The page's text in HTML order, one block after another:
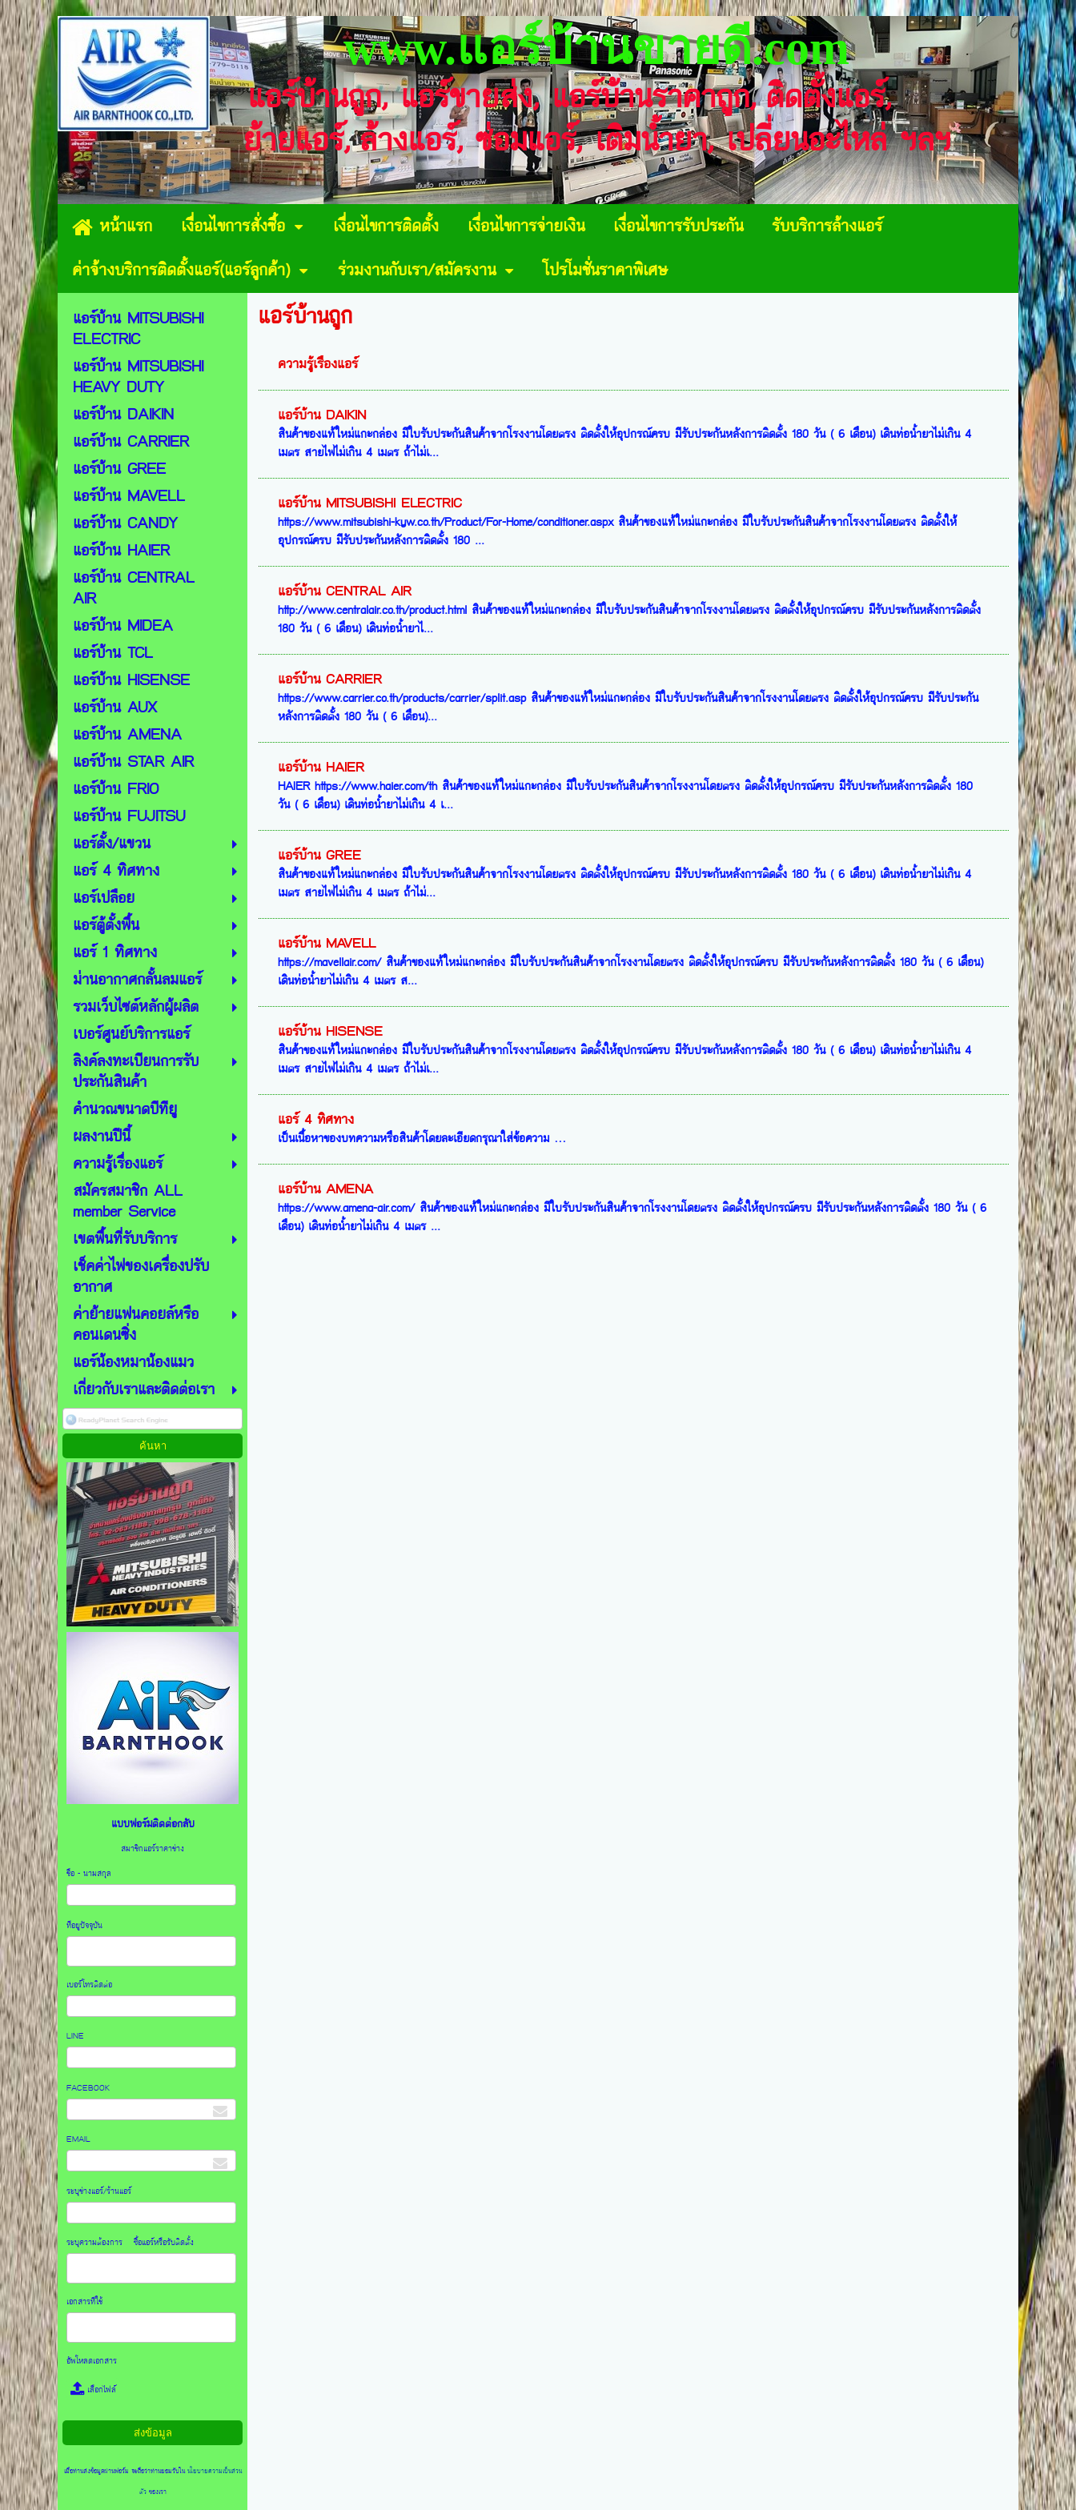
www.แอร์บ้านขายดี.com
แอร์บ้านถูก, แอร์ขายส่ง, แอร์บ้านราคาถูก, ติดตั้งแอร์,
ย้ายแอร์, ล้างแอร์, ซ่อมแอร์, เติมน้ำยา, เปลี่ยนอะไหล่ ฯลฯ
หน้าแรก เงื่อนไขการสั่งซื้อ เงื่อนไขการติดตั้ง เงื่อนไขการจ่ายเงิน เงื่อนไขการรับประกัน
รับบริการล้างแอร์
ค่าจ้างบริการติดตั้งแอร์(แอร์ลูกค้า)
ร่วมงานกับเรา/สมัครงาน โปรโมชั่นราคาพิเศษ
แอร์บ้าน MITSUBISHI
ELECTRIC
แอร์บ้าน MITSUBISHI
HEAVY DUTY
แอร์บ้าน DAIKIN
แอร์บ้าน CARRIER
แอร์บ้าน GREE
แอร์บ้าน MAVELL
แอร์บ้าน CANDY
แอร์บ้าน HAIER
แอร์บ้าน CENTRAL
AIR
แอร์บ้าน MIDEA
แอร์บ้าน TCL
แอร์บ้าน HISENSE
แอร์บ้าน AUX
แอร์บ้าน AMENA
แอร์บ้าน STAR AIR
แอร์บ้าน FRIO
แอร์บ้าน FUJITSU
แอร์ตั้ง/แขวน
แอร์ 4 ทิศทาง
แอร์เปลือย
แอร์ตู้ตั้งพื้น
แอร์ 1 ทิศทาง
ม่านอากาศกลั้นลมแอร์
รวมเว็บไซต์หลักผู้ผลิต
เบอร์ศูนย์บริการแอร์
ลิงค์ลงทะเบียนการรับ
ประกันสินค้า
คำนวณขนาดบีทียู
ผลงานปีนี้
ความรู้เรื่องแอร์
สมัครสมาชิก ALL
member Service
เขตพื้นที่รับบริการ
เช็คค่าไฟของเครื่องปรับ
อากาศ
ค่าย้ายแฟนคอยล์หรือ
คอนเดนซิ่ง
แอร์น้องหมาน้องแมว
เกี่ยวกับเราและติดต่อเรา
แบบฟอร์มติดต่อกลับ
สมาชิกแอร์ราคาช่าง
ชื่อ - นามสกุล
ที่อยูปัจจุบัน
เบอร์โทรติดต่อ
LINE
FACEBOOK
EMAIL
ระบุช่างแอร์/ร้านแอร์
ระบุความต้องการ ซื้อแอร์หรือรับติดตั้ง
เอกสารที่ใช้
อัพโหลดเอกสาร
เลือกไฟล์
เมื่อท่านส่งข้อมูลผ่านฟอร์ม จะถือว่าท่านยอมรับในนโยบายความเป็นส่วน
ตัว ของเรา
แอร์บ้านถูก
ความรู้เรื่องแอร์
แอร์บ้าน DAIKIN
สินค้าของแท้ใหม่แกะกล่อง มีใบรับประกันสินค้าจากโรงงานโดยตรง ติดตั้งให้อุปกรณ์ครบ มีรับประกันหลังการติดตั้ง 180 วัน ( 6 เดือน) เดินท่อน้ำยาไม่เกิน 4
เมตร สายไฟไม่เกิน 4 เมตร ถ้าไม่เ...
แอร์บ้าน MITSUBISHI ELECTRIC
https://www.mitsubishi-kyw.co.th/Product/For-Home/conditioner.aspx สินค้าของแท้ใหม่แกะกล่อง มีใบรับประกันสินค้าจากโรงงานโดยตรง ติดตั้งให้
อุปกรณ์ครบ มีรับประกันหลังการติดตั้ง 180 ...
แอร์บ้าน CENTRAL AIR
http://www.centralair.co.th/product.html สินค้าของแท้ใหม่แกะกล่อง มีใบรับประกันสินค้าจากโรงงานโดยตรง ติดตั้งให้อุปกรณ์ครบ มีรับประกันหลังการติดตั้ง
180 วัน ( 6 เดือน) เดินท่อน้ำยาไ...
แอร์บ้าน CARRIER
https://www.carrier.co.th/products/carrier/split.asp สินค้าของแท้ใหม่แกะกล่อง มีใบรับประกันสินค้าจากโรงงานโดยตรง ติดตั้งให้อุปกรณ์ครบ มีรับประกัน
หลังการติดตั้ง 180 วัน ( 6 เดือน)...
แอร์บ้าน HAIER
HAIER https://www.haier.com/th สินค้าของแท้ใหม่แกะกล่อง มีใบรับประกันสินค้าจากโรงงานโดยตรง ติดตั้งให้อุปกรณ์ครบ มีรับประกันหลังการติดตั้ง 180
วัน ( 6 เดือน) เดินท่อน้ำยาไม่เกิน 4 เ...
แอร์บ้าน GREE
สินค้าของแท้ใหม่แกะกล่อง มีใบรับประกันสินค้าจากโรงงานโดยตรง ติดตั้งให้อุปกรณ์ครบ มีรับประกันหลังการติดตั้ง 180 วัน ( 6 เดือน) เดินท่อน้ำยาไม่เกิน 4
เมตร สายไฟไม่เกิน 4 เมตร ถ้าไม่...
แอร์บ้าน MAVELL
https://mavellair.com/ สินค้าของแท้ใหม่แกะกล่อง มีใบรับประกันสินค้าจากโรงงานโดยตรง ติดตั้งให้อุปกรณ์ครบ มีรับประกันหลังการติดตั้ง 180 วัน ( 6 เดือน)
เดินท่อน้ำยาไม่เกิน 4 เมตร ส...
แอร์บ้าน HISENSE
สินค้าของแท้ใหม่แกะกล่อง มีใบรับประกันสินค้าจากโรงงานโดยตรง ติดตั้งให้อุปกรณ์ครบ มีรับประกันหลังการติดตั้ง 180 วัน ( 6 เดือน) เดินท่อน้ำยาไม่เกิน 4
เมตร สายไฟไม่เกิน 4 เมตร ถ้าไม่เ...
แอร์ 4 ทิศทาง
เป็นเนื้อหาของบทความหรือสินค้าโดยละเอียดกรุณาใส่ข้อความ …
แอร์บ้าน AMENA
https://www.amena-air.com/ สินค้าของแท้ใหม่แกะกล่อง มีใบรับประกันสินค้าจากโรงงานโดยตรง ติดตั้งให้อุปกรณ์ครบ มีรับประกันหลังการติดตั้ง 180 วัน ( 6
เดือน) เดินท่อน้ำยาไม่เกิน 4 เมตร ...